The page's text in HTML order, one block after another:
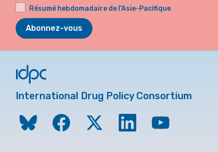
Résumé hebdomadaire de l'Asie-Pacifique
Abonnez-vous
International Drug Policy Consortium